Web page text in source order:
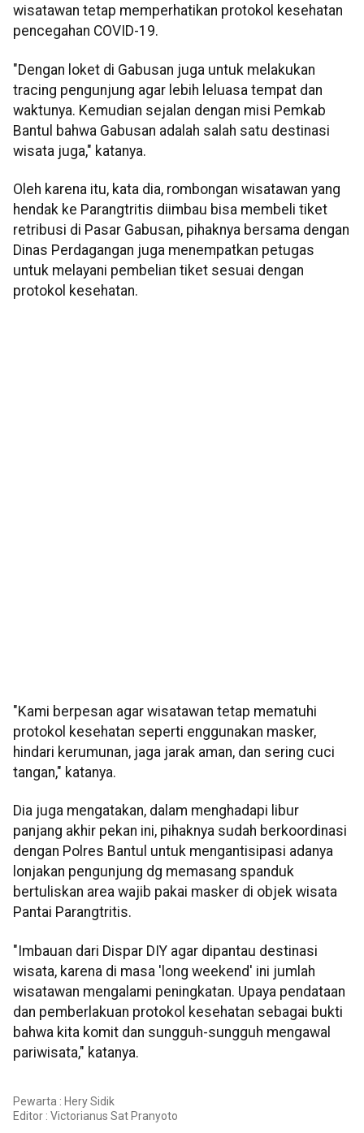
wisatawan tetap memperhatikan protokol kesehatan
pencegahan COVID-19.
"Dengan loket di Gabusan juga untuk melakukan
tracing pengunjung agar lebih leluasa tempat dan
waktunya. Kemudian sejalan dengan misi Pemkab
Bantul bahwa Gabusan adalah salah satu destinasi
wisata juga," katanya.
Oleh karena itu, kata dia, rombongan wisatawan yang
hendak ke Parangtritis diimbau bisa membeli tiket
retribusi di Pasar Gabusan, pihaknya bersama dengan
Dinas Perdagangan juga menempatkan petugas
untuk melayani pembelian tiket sesuai dengan
protokol kesehatan.
"Kami berpesan agar wisatawan tetap mematuhi
protokol kesehatan seperti enggunakan masker,
hindari kerumunan, jaga jarak aman, dan sering cuci
tangan," katanya.
Dia juga mengatakan, dalam menghadapi libur
panjang akhir pekan ini, pihaknya sudah berkoordinasi
dengan Polres Bantul untuk mengantisipasi adanya
lonjakan pengunjung dg memasang spanduk
bertuliskan area wajib pakai masker di objek wisata
Pantai Parangtritis.
"Imbauan dari Dispar DIY agar dipantau destinasi
wisata, karena di masa 'long weekend' ini jumlah
wisatawan mengalami peningkatan. Upaya pendataan
dan pemberlakuan protokol kesehatan sebagai bukti
bahwa kita komit dan sungguh-sungguh mengawal
pariwisata," katanya.
Pewarta : Hery Sidik
Editor : Victorianus Sat Pranyoto